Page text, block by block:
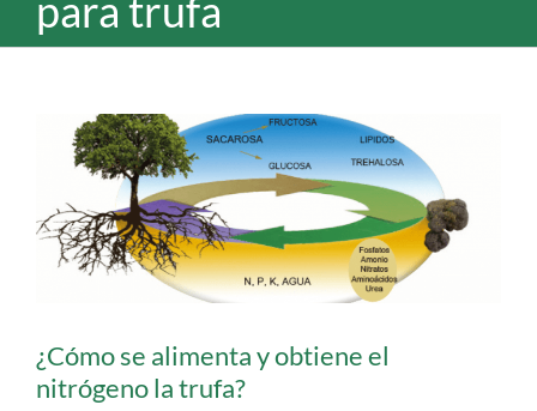
para trufa
¿Cómo se alimenta y obtiene el
nitrógeno la trufa?